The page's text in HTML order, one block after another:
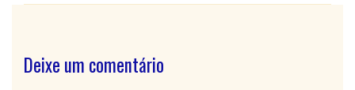
Deixe um comentário